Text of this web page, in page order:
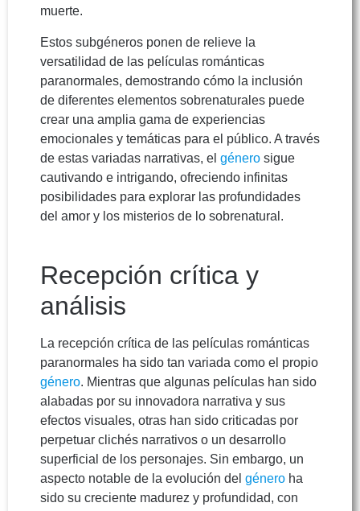
muerte.
Estos subgéneros ponen de relieve la
versatilidad de las películas románticas
paranormales, demostrando cómo la inclusión
de diferentes elementos sobrenaturales puede
crear una amplia gama de experiencias
emocionales y temáticas para el público. A través
de estas variadas narrativas, el género sigue
cautivando e intrigando, ofreciendo infinitas
posibilidades para explorar las profundidades
del amor y los misterios de lo sobrenatural.
Recepción crítica y
análisis
La recepción crítica de las películas románticas
paranormales ha sido tan variada como el propio
género. Mientras que algunas películas han sido
alabadas por su innovadora narrativa y sus
efectos visuales, otras han sido criticadas por
perpetuar clichés narrativos o un desarrollo
superficial de los personajes. Sin embargo, un
aspecto notable de la evolución del género ha
sido su creciente madurez y profundidad, con